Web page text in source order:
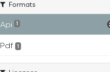
Formats
Api 1
Pdf 1